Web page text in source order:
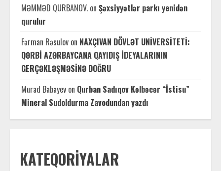
MƏMMƏD QURBANOV. on Şəxsiyyətlər parkı yenidən
qurulur
Fərman Rəsulov on NAXÇIVAN DÖVLƏT UNİVERSİTETİ:
QƏRBİ AZƏRBAYCANA QAYIDIŞ İDEYALARININ
GERÇƏKLƏŞMƏSİNƏ DOĞRU
Murad Babayev on Qurban Sadıqov Kəlbəcər “İstisu”
Mineral Sudoldurma Zavodundan yazdı
KATEQORIYALAR